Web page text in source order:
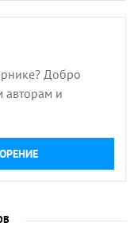
Добро
авторам и